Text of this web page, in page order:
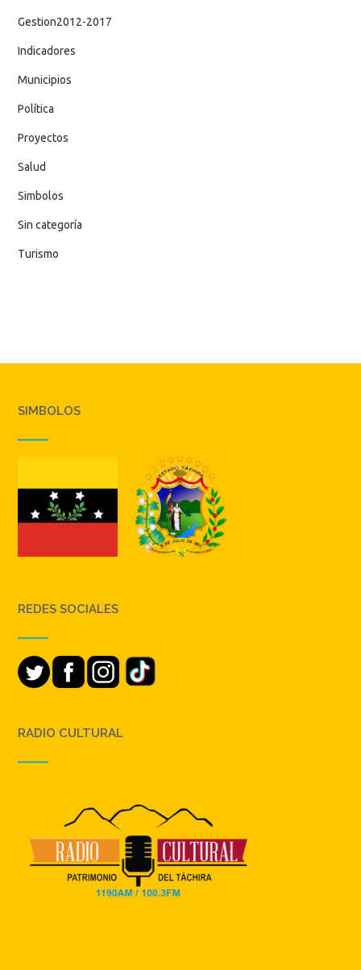
Gestion2012-2017
Indicadores
Municipios
Política
Proyectos
Salud
Simbolos
Sin categoría
Turismo
SIMBOLOS
REDES SOCIALES
RADIO CULTURAL